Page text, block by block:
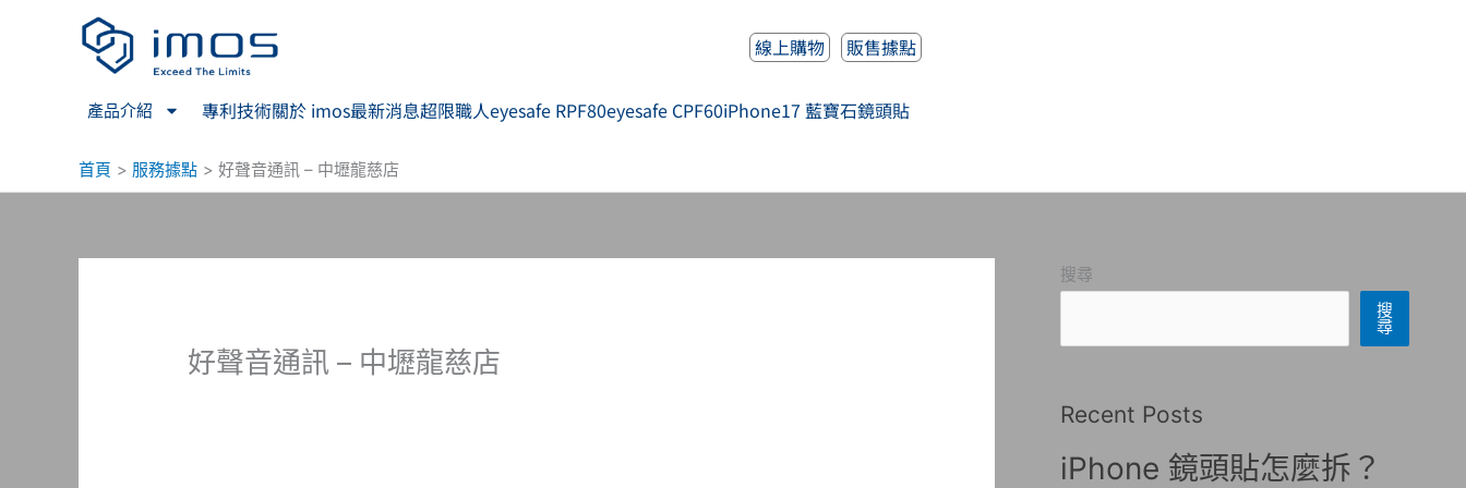
線上購物 販售據點
產品介紹 專利技術關於 imos最新消息超限職人eyesafe RPF80eyesafe CPF60iPhone17 藍寶石鏡頭貼
首頁 服務據點 好聲音通訊 – 中壢龍慈店
好聲音通訊 – 中壢龍慈店
搜尋
搜
尋
Recent Posts
iPhone 鏡頭貼怎麼拆？